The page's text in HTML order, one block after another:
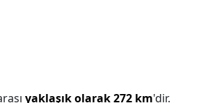
yaklaşık olarak 272 km'dir.